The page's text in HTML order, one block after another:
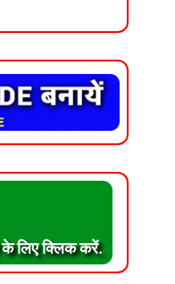
लिए क्लिक करें.